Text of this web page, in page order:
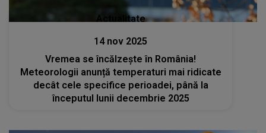
Actualitate
14 nov 2025
Vremea se încălzește în România!
Meteorologii anunță temperaturi mai ridicate
decât cele specifice perioadei, până la
începutul lunii decembrie 2025